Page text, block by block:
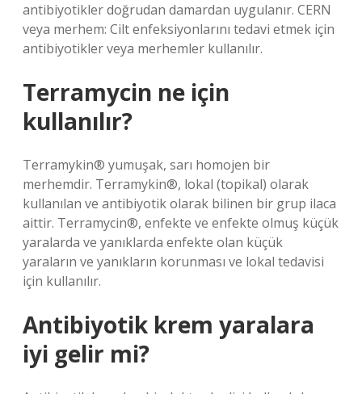
antibiyotikler doğrudan damardan uygulanır. CERN
veya merhem: Cilt enfeksiyonlarını tedavi etmek için
antibiyotikler veya merhemler kullanılır.
Terramycin ne için
kullanılır?
Terramykin® yumuşak, sarı homojen bir
merhemdir. Terramykin®, lokal (topikal) olarak
kullanılan ve antibiyotik olarak bilinen bir grup ilaca
aittir. Terramycin®, enfekte ve enfekte olmuş küçük
yaralarda ve yanıklarda enfekte olan küçük
yaraların ve yanıkların korunması ve lokal tedavisi
için kullanılır.
Antibiyotik krem yaralara
iyi gelir mi?